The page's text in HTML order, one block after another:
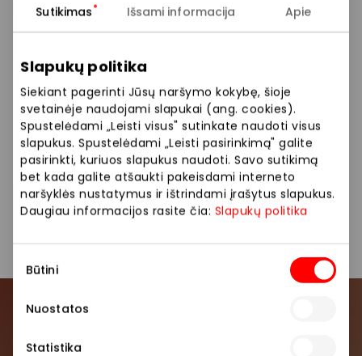
Sutikimas Išsami informacija Apie
Slapukų politika
Siekiant pagerinti Jūsų naršymo kokybę, šioje
svetainėje naudojami slapukai (ang. cookies).
Spustelėdami „Leisti visus" sutinkate naudoti visus
slapukus. Spustelėdami „Leisti pasirinkimą" galite
pasirinkti, kuriuos slapukus naudoti. Savo sutikimą
bet kada galite atšaukti pakeisdami interneto
naršyklės nustatymus ir ištrindami įrašytus slapukus.
Daugiau informacijos rasite čia: Slapukų politika
pasirinkimas
Būtini
Nuostatos
Statistika
išlieka atviros 24/7, Gym+ prisideda prie klientų
ilgalaikių sporto tikslų siekimo.
Gym+, tai Pagarba, Ambicija, Efektyvumas ir
Atvirumas.
Siūlome platų paslaugų pasirinkimą: sporto klubas,
treniruokliai, grupinės treniruotės, narystės,
asmeninės treniruotės.
Paslaugos Sporto klubas